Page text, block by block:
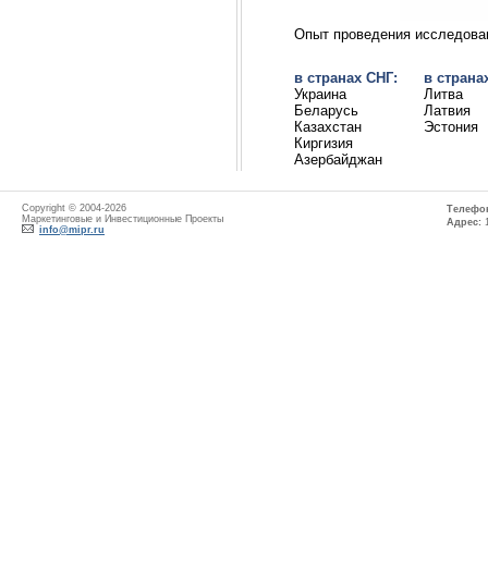
Опыт проведения
в странах СНГ:
Украина
Беларусь
Казахстан
Киргизия
Азербайджан
в
Литва
Латвия
Эстония
Copyright © 2004-2026
Маркетинговые и Инвестиционные Проекты
info@mipr.ru
Адрес: